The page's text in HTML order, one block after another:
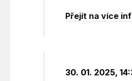
Přejít na více
30. 01. 2025,